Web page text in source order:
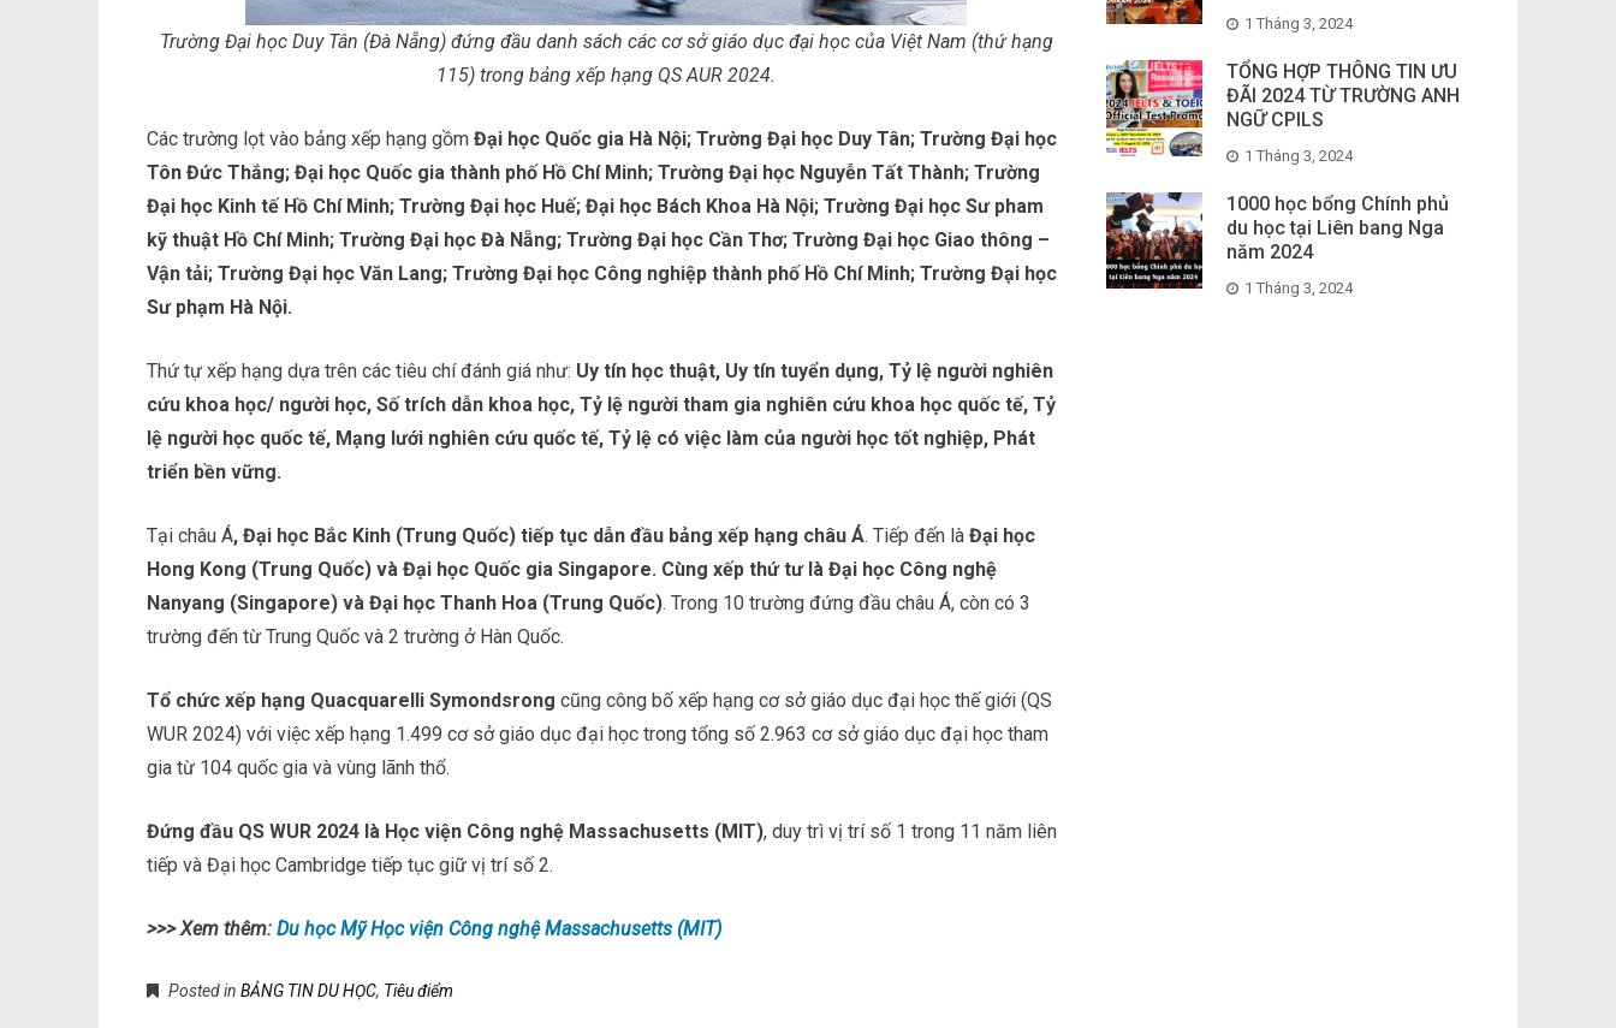
Trường Đại học Duy Tân (Đà Nẵng) đứng đầu danh sách các cơ sở giáo dục đại học của Việt Nam (thứ hạng
115) trong bảng xếp hạng QS AUR 2024.
Các trường lọt vào bảng xếp hạng gồm Đại học Quốc gia Hà Nội; Trường Đại học Duy Tân; Trường Đại học
Tôn Đức Thắng; Đại học Quốc gia thành phố Hồ Chí Minh; Trường Đại học Nguyễn Tất Thành; Trường
Đại học Kinh tế Hồ Chí Minh; Trường Đại học Huế; Đại học Bách Khoa Hà Nội; Trường Đại học Sư pham
kỹ thuật Hồ Chí Minh; Trường Đại học Đà Nẵng; Trường Đại học Cần Thơ; Trường Đại học Giao thông –
Vận tải; Trường Đại học Văn Lang; Trường Đại học Công nghiệp thành phố Hồ Chí Minh; Trường Đại học
Sư phạm Hà Nội.
Thứ tự xếp hạng dựa trên các tiêu chí đánh giá như: Uy tín học thuật, Uy tín tuyển dụng, Tỷ lệ người nghiên
cứu khoa học/ người học, Số trích dẫn khoa học, Tỷ lệ người tham gia nghiên cứu khoa học quốc tế, Tỷ
lệ người học quốc tế, Mạng lưới nghiên cứu quốc tế, Tỷ lệ có việc làm của người học tốt nghiệp, Phát
triển bền vững.
Tại châu Á, Đại học Bắc Kinh (Trung Quốc) tiếp tục dẫn đầu bảng xếp hạng châu Á. Tiếp đến là Đại học
Hong Kong (Trung Quốc) và Đại học Quốc gia Singapore. Cùng xếp thứ tư là Đại học Công nghệ
Nanyang (Singapore) và Đại học Thanh Hoa (Trung Quốc). Trong 10 trường đứng đầu châu Á, còn có 3
trường đến từ Trung Quốc và 2 trường ở Hàn Quốc.
Tổ chức xếp hạng Quacquarelli Symondsrong cũng công bố xếp hạng cơ sở giáo dục đại học thế giới (QS
WUR 2024) với việc xếp hạng 1.499 cơ sở giáo dục đại học trong tổng số 2.963 cơ sở giáo dục đại học tham
gia từ 104 quốc gia và vùng lãnh thổ.
Đứng đầu QS WUR 2024 là Học viện Công nghệ Massachusetts (MIT), duy trì vị trí số 1 trong 11 năm liên
tiếp và Đại học Cambridge tiếp tục giữ vị trí số 2.
>>> Xem thêm: Du học Mỹ Học viện Công nghệ Massachusetts (MIT)
Posted in BẢNG TIN DU HỌC, Tiêu điểm
1 Tháng 3, 2024
TỔNG HỢP THÔNG TIN ƯU
ĐÃI 2024 TỪ TRƯỜNG ANH
NGỮ CPILS
1 Tháng 3, 2024
1000 học bổng Chính phủ
du học tại Liên bang Nga
năm 2024
1 Tháng 3, 2024